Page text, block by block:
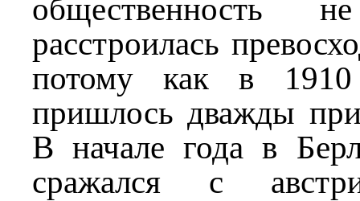
расстроилась
потому как в 1910
пришлось дважды
В начале года в
сражался с